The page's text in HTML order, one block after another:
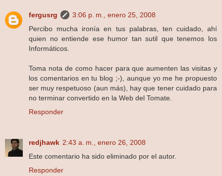
fergusrg
3:06 p. m., enero 25, 2008
Percibo mucha ironía en tus palabras, ten cuidado, ahí
quien no entiende ese humor tan sutil que tenemos los
Informáticos.
Toma nota de como hacer para que aumenten las visitas y
los comentarios en tu blog ;-), aunque yo me he propuesto
ser muy respetuoso (aun más), hay que tener cuidado para
no terminar convertido en la Web del Tomate.
Responder
redjhawk 2:43 a. m., enero 26, 2008
Este comentario ha sido eliminado por el autor.
Responder